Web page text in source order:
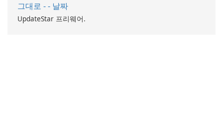
그대로 - - 날짜
UpdateStar 프리웨어.